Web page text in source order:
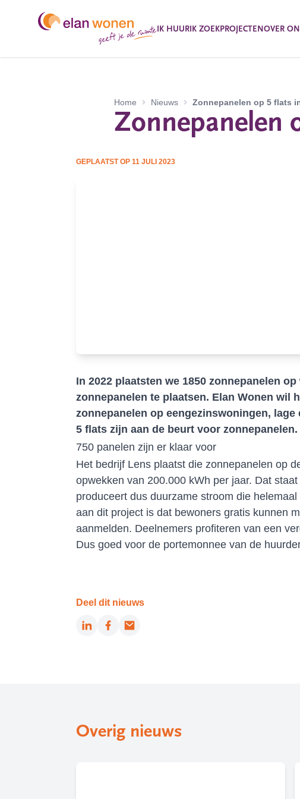
IK HUURIK ZOEKPROJECTENOVER
Home Nieuws Zonnepanelen op 5 flats
Zonnepanelen
GEPLAATST OP 11 JULI 2023
In 2022 plaatsten we 1850 zonnepanelen
zonnepanelen te plaatsen. Elan Wonen wil
zonnepanelen op eengezinswoningen,
5 flats zijn aan de beurt voor zonnepanelen.
750 panelen zijn er klaar voor
Het bedrijf Lens plaatst die zonnepanelen op
opwekken van 200.000 kWh per jaar. Dat
produceert dus duurzame stroom die
aan dit project is dat bewoners gratis kunnen
aanmelden. Deelnemers profiteren van een
Dus goed voor de portemonnee van de
Deel dit nieuws
LinkedInFacebook
Email
Overig nieuws